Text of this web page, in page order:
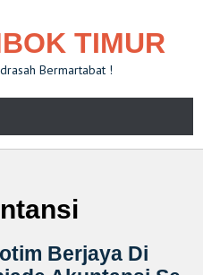
TIMUR
Bermartabat !
Berjaya Di